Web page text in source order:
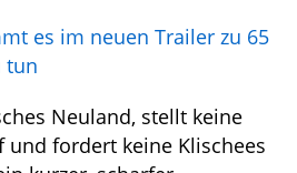
es im neuen Trailer zu 65
tun
Neuland, stellt keine
und fordert keine Klischees